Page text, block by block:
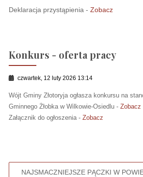
Deklaracja przystąpienia - Zobacz
Konkurs - oferta pracy
czwartek, 12 luty 2026 13:14
Wójt Gminy Złotoryja ogłasza konkursu na
Gminnego Żłobka w Wilkowie-Osiedlu - Zobacz
Załącznik do ogłoszenia - Zobacz
NAJSMACZNIEJSZE PĄCZKI W